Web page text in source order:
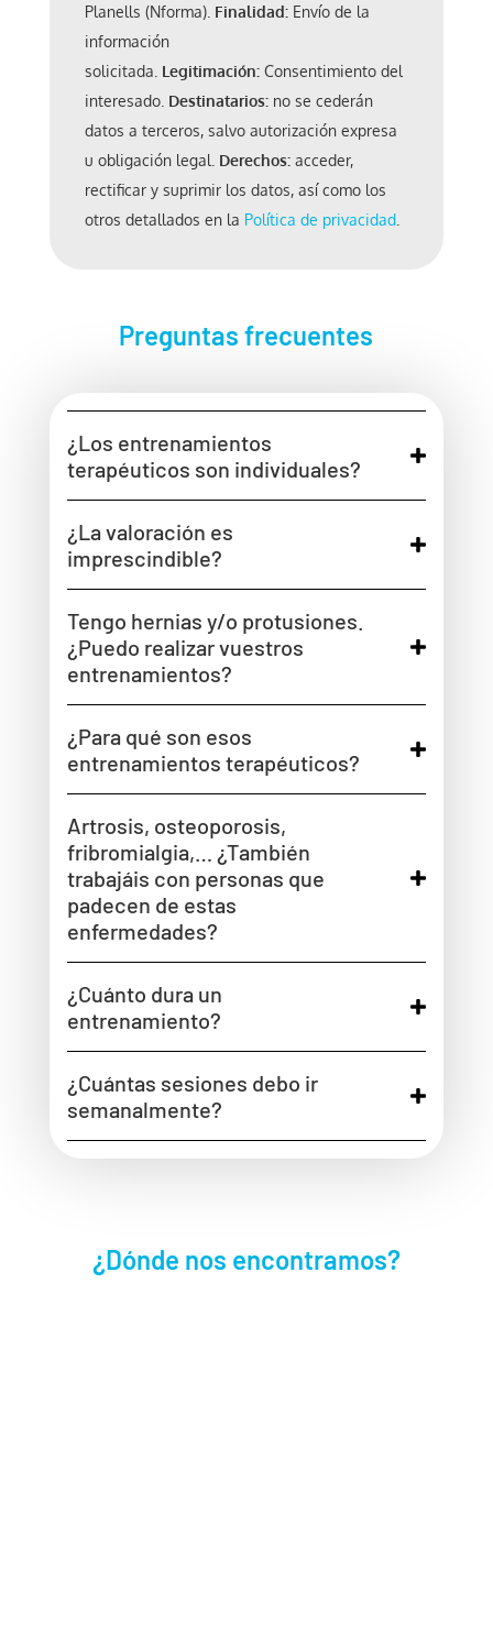
Planells (Nforma). Finalidad:Envío de la
información
solicitada. Legitimación:Consentimiento del
interesado. Destinatarios:no se cederán
datos a terceros, salvo autorización expresa
u obligación legal. Derechos:acceder,
rectificar y suprimir los datos, así como los
otros detallados en la Política de privacidad.
Preguntas frecuentes
¿Los entrenamientos
terapéuticos son individuales?
¿La valoración es
imprescindible?
Tengo hernias y/o protusiones.
¿Puedo realizar vuestros
entrenamientos?
¿Para qué son esos
entrenamientos terapéuticos?
Artrosis, osteoporosis,
fribromialgia,… ¿También
trabajáis con personas que
padecen de estas
enfermedades?
¿Cuánto dura un
entrenamiento?
¿Cuántas sesiones debo ir
semanalmente?
¿Dónde nos encontramos?